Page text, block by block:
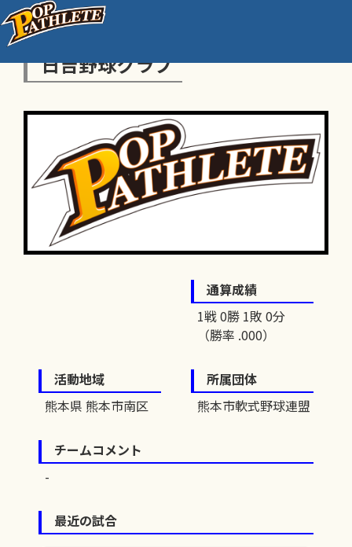
日吉野球クラブ
通算成績
1戦 0勝 1敗 0分
（勝率 .000）
活動地域
熊本県 熊本市南区
所属団体
熊本市軟式野球連盟
チームコメント
最近の試合